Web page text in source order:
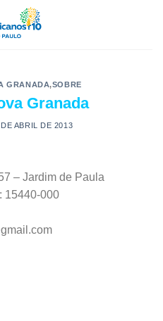
GRANADA,SOBRE
Granada
ABRIL DE 2013
– Jardim de Paula
15440-000